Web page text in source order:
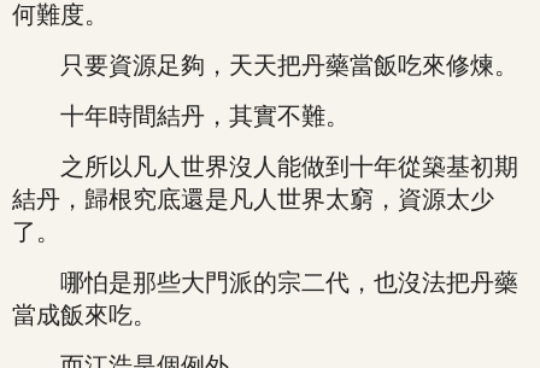
何難度。
只要資源足夠，天天把丹藥當飯吃來修煉。
十年時間結丹，其實不難。
之所以凡人世界沒人能做到十年從築基初期
結丹，歸根究底還是凡人世界太窮，資源太少
了。
哪怕是那些大門派的宗二代，也沒法把丹藥
當成飯來吃。